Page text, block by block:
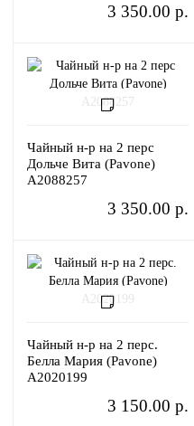
3 350.00 р.
Чайный н-р на 2 перс
Дольче Вита (Pavone)
A2088257
3 350.00 р.
Чайный н-р на 2 перс.
Белла Мария (Pavone)
A2020199
3 150.00 р.